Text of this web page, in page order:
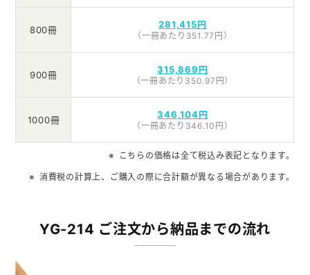
800冊 281,415円
（一冊あたり351.77円）
900冊 315,869円
（一冊あたり350.97円）
1000冊 346,104円
（一冊あたり346.10円）
こちらの価格は全て税込み表記となります。
消費税の計算上、ご購入の際に合計額が異なる場合があります。
YG-214 ご注文から納品までの流れ